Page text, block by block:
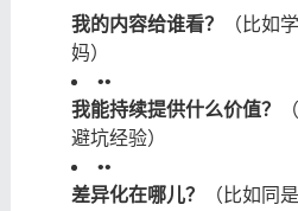
我的内容给谁看？
（比如
妈）
••
我能持续提供什么价值？
避坑经验）
••
差异化在哪儿？
（比如同